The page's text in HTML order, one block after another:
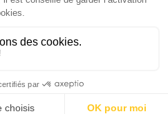
NOUS